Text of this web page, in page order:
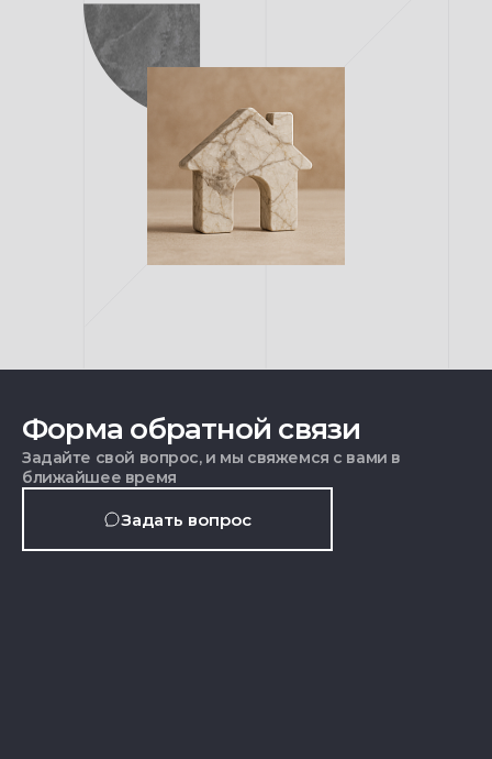
Форма обратной связи
Задайте свой вопрос, и мы свяжемся с вами в
ближайшее время
Задать вопрос